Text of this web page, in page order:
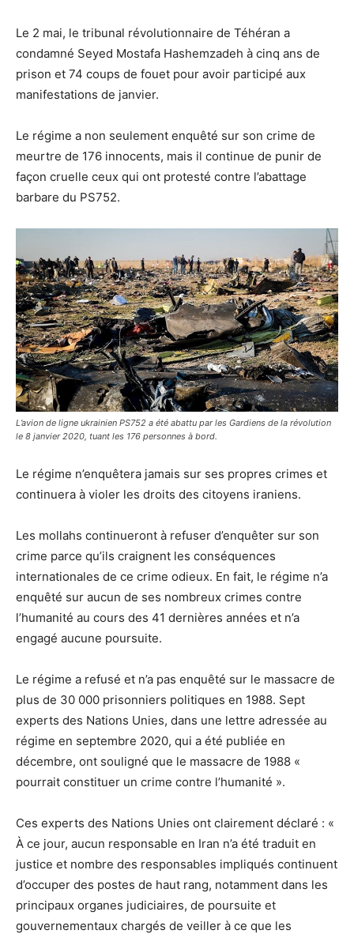
Le 2 mai, le tribunal révolutionnaire de Téhéran a
condamné Seyed Mostafa Hashemzadeh à cinq ans de
prison et 74 coups de fouet pour avoir participé aux
manifestations de janvier.
Le régime a non seulement enquêté sur son crime de
meurtre de 176 innocents, mais il continue de punir de
façon cruelle ceux qui ont protesté contre l’abattage
barbare du PS752.
L’avion de ligne ukrainien PS752 a été abattu par les Gardiens de la révolution
le 8 janvier 2020, tuant les 176 personnes à bord.
Le régime n’enquêtera jamais sur ses propres crimes et
continuera à violer les droits des citoyens iraniens.
Les mollahs continueront à refuser d’enquêter sur son
crime parce qu’ils craignent les conséquences
internationales de ce crime odieux. En fait, le régime n’a
enquêté sur aucun de ses nombreux crimes contre
l’humanité au cours des 41 dernières années et n’a
engagé aucune poursuite.
Le régime a refusé et n’a pas enquêté sur le massacre de
plus de 30 000 prisonniers politiques en 1988. Sept
experts des Nations Unies, dans une lettre adressée au
régime en septembre 2020, qui a été publiée en
décembre, ont souligné que le massacre de 1988 «
pourrait constituer un crime contre l’humanité ».
Ces experts des Nations Unies ont clairement déclaré : «
À ce jour, aucun responsable en Iran n’a été traduit en
justice et nombre des responsables impliqués continuent
d’occuper des postes de haut rang, notamment dans les
principaux organes judiciaires, de poursuite et
gouvernementaux chargés de veiller à ce que les